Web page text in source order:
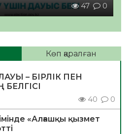
47 0
Көп қаралған
– БІРЛІК ПЕН
БЕЛГІСІ
40 0
«Алғашқы қызмет